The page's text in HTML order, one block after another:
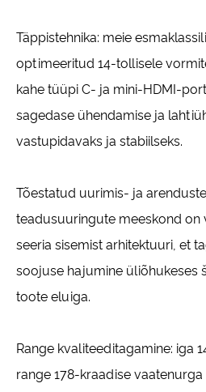
Täppistehnika: meie
optimeeritud 14-tollisele
kahe tüüpi C- ja mini-HDMI-
sagedase ühendamise ja
vastupidavaks ja stabiilseks.
Tõestatud uurimis- ja
teadusuuringute meeskond on
seeria sisemist arhitektuuri, et
soojuse hajumine üliõhukeses
toote eluiga.
Range kvaliteeditagamine: iga
range 178-kraadise